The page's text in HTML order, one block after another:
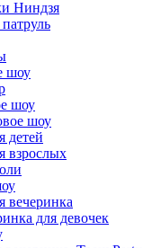
Ниндзя
шоу
шоу
шоу
детей
взрослых
вечеринка
для девочек